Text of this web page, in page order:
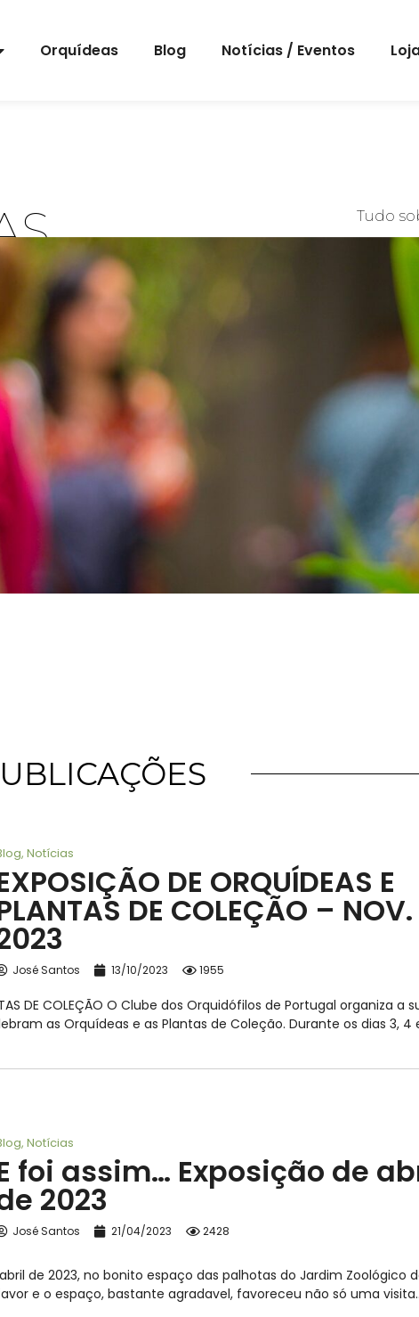
Orquídeas Blog Notícias / Eventos
Tudo
, Notícias
DE ORQUÍDEAS E
DE COLEÇÃO – NOV.
José Santos 13/10/2023 1955
DE COLEÇÃO O Clube dos Orquidófilos de Portugal organiza a
as Orquídeas e as Plantas de Coleção. Durante os dias 3, 4
, Notícias
foi assim… Exposição de
2023
José Santos 21/04/2023 2428
de 2023, no bonito espaço das palhotas do Jardim Zoológico
e o espaço, bastante agradavel, favoreceu não só uma